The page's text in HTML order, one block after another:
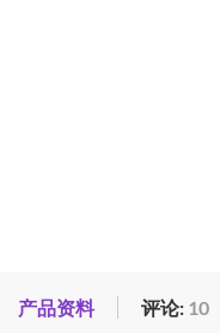
产品资料 评论: 10